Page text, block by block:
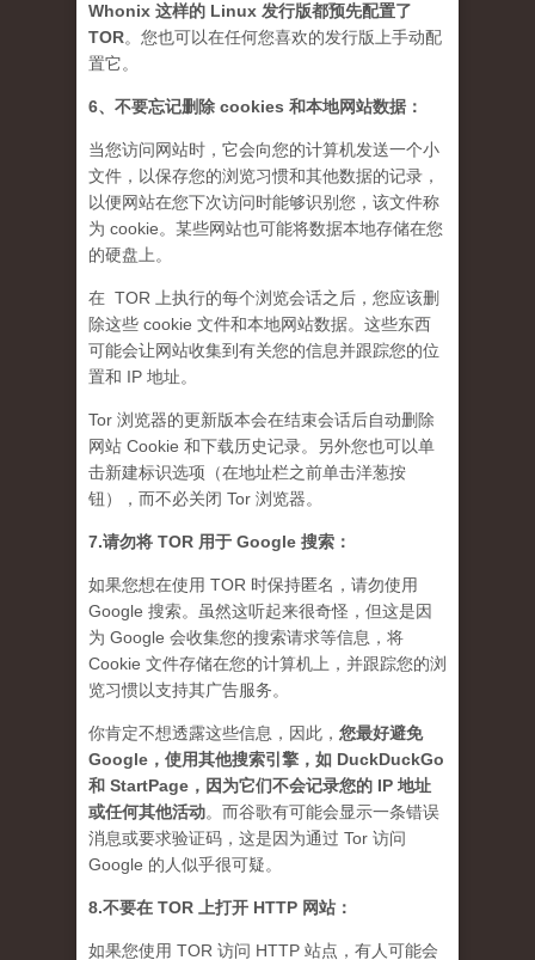
Whonix 这样的 Linux 发行版都预先配置了
TOR。您也可以在任何您喜欢的发行版上手动配
置它。
6、不要忘记删除 cookies 和本地网站数据：
当您访问网站时，它会向您的计算机发送一个小
文件，以保存您的浏览习惯和其他数据的记录，
以便网站在您下次访问时能够识别您，该文件称
为 cookie。某些网站也可能将数据本地存储在您
的硬盘上。
在 TOR 上执行的每个浏览会话之后，您应该删
除这些 cookie 文件和本地网站数据。这些东西
可能会让网站收集到有关您的信息并跟踪您的位
置和 IP 地址。
Tor 浏览器的更新版本会在结束会话后自动删除
网站 Cookie 和下载历史记录。另外您也可以单
击新建标识选项（在地址栏之前单击洋葱按
钮），而不必关闭 Tor 浏览器。
7.请勿将 TOR 用于 Google 搜索：
如果您想在使用 TOR 时保持匿名，请勿使用
Google 搜索。虽然这听起来很奇怪，但这是因
为 Google 会收集您的搜索请求等信息，将
Cookie 文件存储在您的计算机上，并跟踪您的浏
览习惯以支持其广告服务。
你肯定不想透露这些信息，因此， 您最好避免
Google，使用其他搜索引擎，如 DuckDuckGo
和 StartPage，因为它们不会记录您的 IP 地址
或任何其他活动。而谷歌有可能会显示一条错误
消息或要求验证码，这是因为通过 Tor 访问
Google 的人似乎很可疑。
8.不要在 TOR 上打开 HTTP 网站：
如果您使用 TOR 访问 HTTP 站点，有人可能会